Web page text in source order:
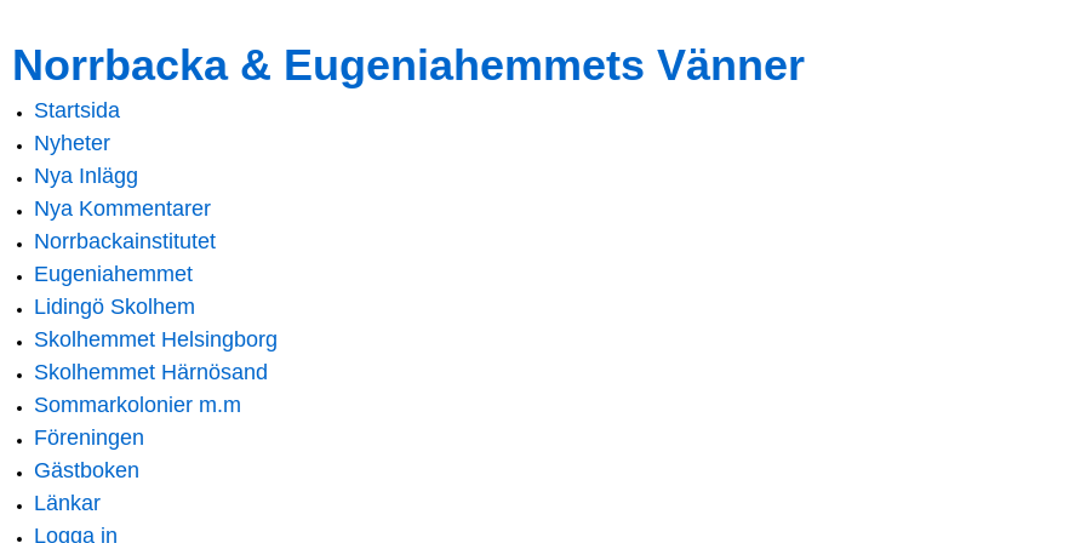
main
content
navigation
Norrbacka & Eugeniahemmets Vänner
Main menu
Startsida
Nyheter
Nya Inlägg
Nya Kommentarer
Norrbackainstitutet
Eugeniahemmet
Lidingö Skolhem
Skolhemmet Helsingborg
Skolhemmet Härnösand
Sommarkolonier m.m
Föreningen
Gästboken
Länkar
Logga in